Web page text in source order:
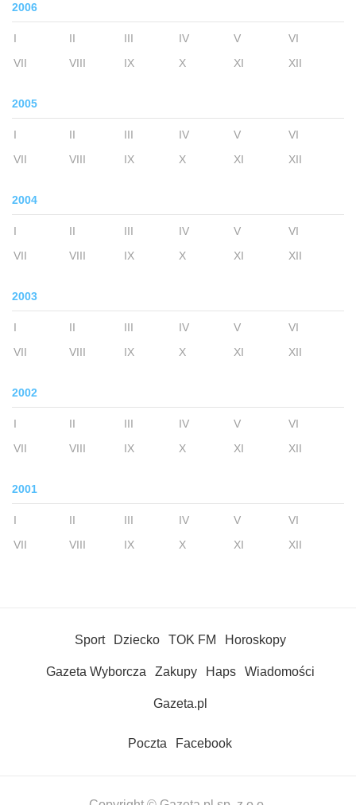
2006
I II III IV V
VI
VII
VIII IX X XI XII
2005
I II III IV V
VI
VII
VIII IX X XI XII
2004
I II III IV V
VI
VII
VIII IX X XI XII
2003
I II III IV V
VI
VII
VIII IX X XI XII
2002
I II III IV V
VI
VII
VIII IX X XI XII
2001
I II III IV V
VI
VII
VIII IX X XI XII
Sport Dziecko TOK FM Horoskopy
Gazeta Wyborcza Zakupy Haps Wiadomości
Gazeta.pl
Poczta Facebook